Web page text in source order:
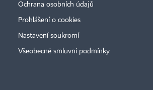
Ochrana osobních údajů
Prohlášení o cookies
Nastavení soukromí
Všeobecné smluvní podmínky